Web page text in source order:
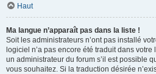
Haut
Ma langue n’apparaît pas dans la liste !
Soit les administrateurs n’ont pas installé
logiciel n’a pas encore été traduit dans
un administrateur du forum s’il est possible
vous souhaitez. Si la traduction désirée